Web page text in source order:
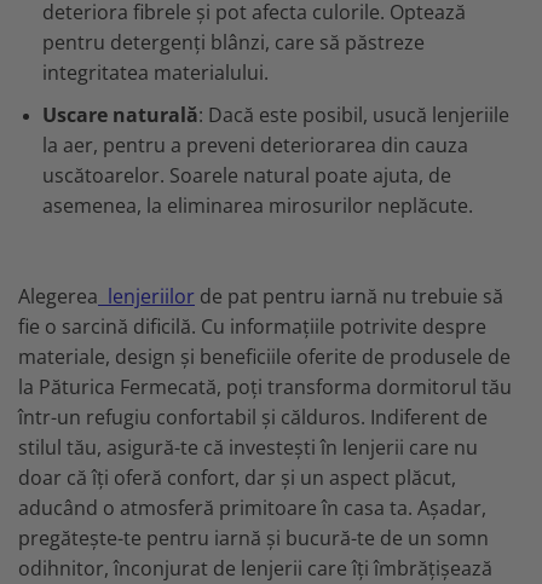
deteriora fibrele și pot afecta culorile. Optează
pentru detergenți blânzi, care să păstreze
integritatea materialului.
Uscare naturală: Dacă este posibil, usucă lenjeriile
la aer, pentru a preveni deteriorarea din cauza
uscătoarelor. Soarele natural poate ajuta, de
asemenea, la eliminarea mirosurilor neplăcute.
Alegerea lenjeriilor de pat pentru iarnă nu trebuie să
fie o sarcină dificilă. Cu informațiile potrivite despre
materiale, design și beneficiile oferite de produsele de
la Păturica Fermecată, poți transforma dormitorul tău
într-un refugiu confortabil și călduros. Indiferent de
stilul tău, asigură-te că investești în lenjerii care nu
doar că îți oferă confort, dar și un aspect plăcut,
aducând o atmosferă primitoare în casa ta. Așadar,
pregătește-te pentru iarnă și bucură-te de un somn
odihnitor, înconjurat de lenjerii care îți îmbrățișează